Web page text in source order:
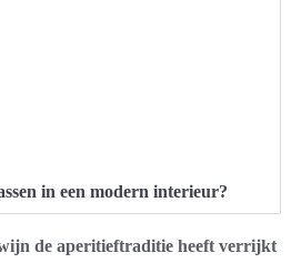
in een modern interieur?
de aperitieftraditie heeft verrijkt